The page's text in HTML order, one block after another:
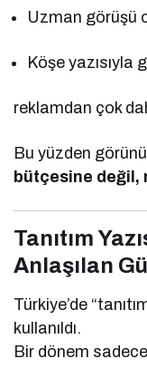
Uzman görüşü
Köşe yazısıyla
reklamdan çok
Bu yüzden
bütçesine değil,
Tanıtım
Anlaşılan
Türkiye’de
kullanıldı.
Bir dönem